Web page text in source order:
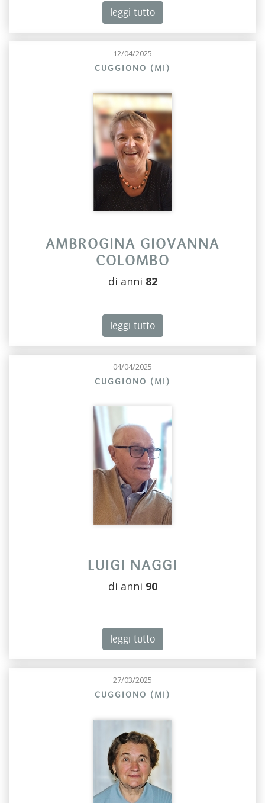
leggi tutto
12/04/2025
CUGGIONO (MI)
AMBROGINA GIOVANNA
COLOMBO
di anni 82
leggi tutto
04/04/2025
CUGGIONO (MI)
LUIGI NAGGI
di anni 90
leggi tutto
27/03/2025
CUGGIONO (MI)